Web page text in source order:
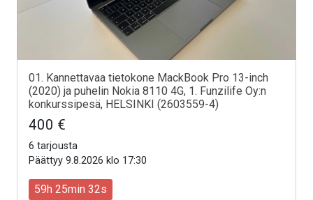
01. Kannettavaa tietokone MackBook Pro 13-inch
(2020) ja puhelin Nokia 8110 4G, 1. Funzilife Oy:n
konkurssipesä, HELSINKI (2603559-4)
400 €
6 tarjousta
Päättyy 9.8.2026 klo 17:30
59h 25min 30s